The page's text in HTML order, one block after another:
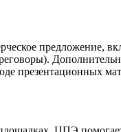
предложение,
презентационных